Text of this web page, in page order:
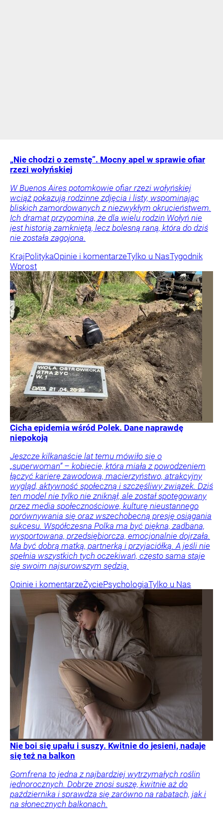
„Nie chodzi o zemstę”. Mocny apel w sprawie ofiar
rzezi wołyńskiej
W Buenos Aires potomkowie ofiar rzezi wołyńskiej
wciąż pokazują rodzinne zdjęcia i listy, wspominając
bliskich zamordowanych z niezwykłym okrucieństwem.
Ich dramat przypomina, że dla wielu rodzin Wołyń nie
jest historią zamkniętą, lecz bolesną raną, która do dziś
nie została zagojona.
KrajPolitykaOpinie i komentarzeTylko u NasTygodnik
Wprost
Cicha epidemia wśród Polek. Dane naprawdę
niepokoją
Jeszcze kilkanaście lat temu mówiło się o
„superwoman” – kobiecie, która miała z powodzeniem
łączyć karierę zawodową, macierzyństwo, atrakcyjny
wygląd, aktywność społeczną i szczęśliwy związek. Dziś
ten model nie tylko nie zniknął, ale został spotęgowany
przez media społecznościowe, kulturę nieustannego
porównywania się oraz wszechobecną presję osiągania
sukcesu. Współczesna Polka ma być piękna, zadbana,
wysportowana, przedsiębiorcza, emocjonalnie dojrzała.
Ma być dobrą matką, partnerką i przyjaciółką. A jeśli nie
spełnia wszystkich tych oczekiwań, często sama staje
się swoim najsurowszym sędzią.
Opinie i komentarzeŻyciePsychologiaTylko u Nas
Nie boi się upału i suszy. Kwitnie do jesieni, nadaje
się też na balkon
Gomfrena to jedna z najbardziej wytrzymałych roślin
jednorocznych. Dobrze znosi suszę, kwitnie aż do
października i sprawdza się zarówno na rabatach, jak i
na słonecznych balkonach.